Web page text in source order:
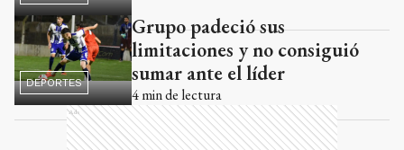
DEPORTES
Grupo padeció sus
limitaciones y no consiguió
sumar ante el líder
4min de lectura
Ads